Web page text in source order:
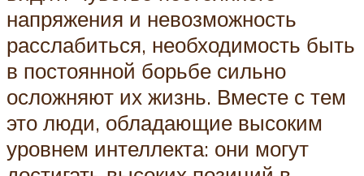
напряжения и невозможность
расслабиться, необходимость быть
в постоянной борьбе сильно
осложняют их жизнь. Вместе с тем
это люди, обладающие высоким
уровнем интеллекта: они могут